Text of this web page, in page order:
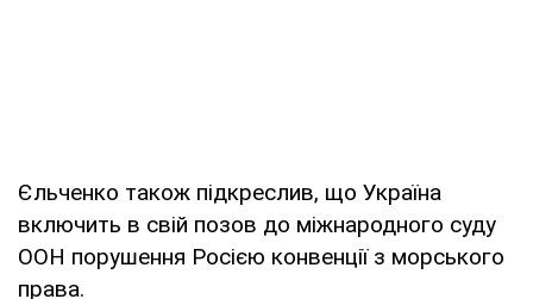
Єльченко також підкреслив, що Україна
включить в свій позов до міжнародного суду
ООН порушення Росією конвенції з морського
права.